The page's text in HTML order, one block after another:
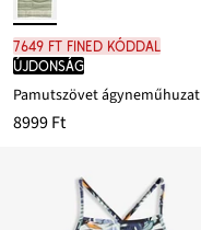
7649 Ft FINED kóddal
újdonság
Pamutszövet ágyneműhuzat
8999 Ft